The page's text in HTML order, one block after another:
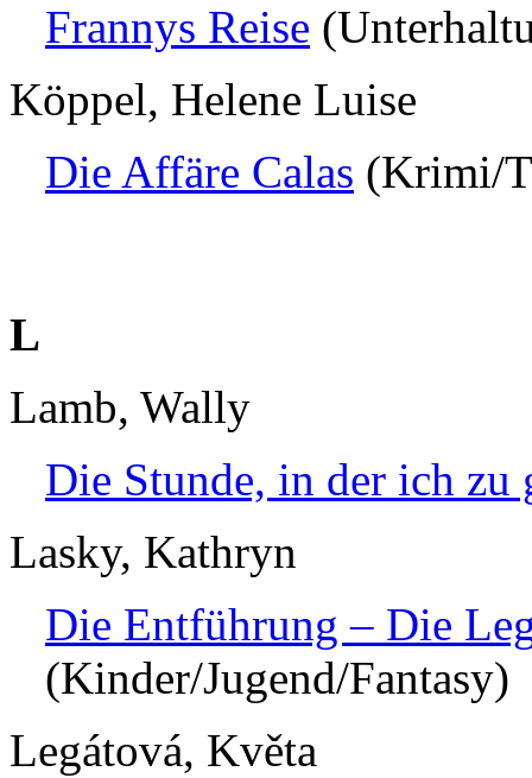
Frannys Reise
Köppel, Helene Luise
Die Affäre Calas (Krimi/
L
Lamb, Wally
Die Stunde, in der ich zu
Lasky, Kathryn
Die Entführung – Die
(Kinder/Jugend/Fantasy)
Legátová, Květa